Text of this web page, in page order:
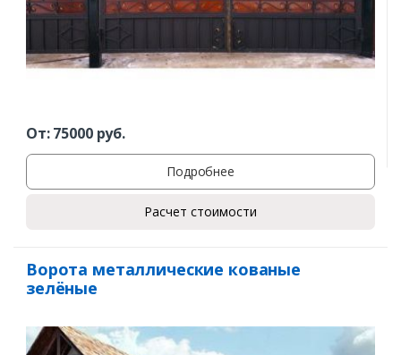
От:75000руб.
Подробнее
Расчет стоимости
Ворота металлические кованые
зелёные